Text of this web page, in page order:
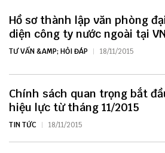
Hồ sơ thành lập văn phòng
diện công ty nước ngoài tại VN
TƯ VẤN &AMP; HỎI ĐÁP 18/11/2015
Chính sách quan trọng bắt
hiệu lực từ tháng 11/2015
TIN TỨC 18/11/2015